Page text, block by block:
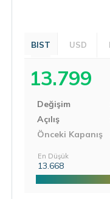
BIST USD
13.799
Değişim
Açılış
Önceki Kapanış
En Düşük
13.668